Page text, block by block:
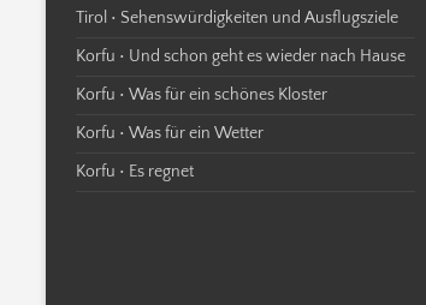
Tirol • Sehenswürdigkeiten und Ausflugsziele
Korfu • Und schon geht es wieder nach Hause
Korfu • Was für ein schönes Kloster
Korfu • Was für ein Wetter
Korfu • Es regnet